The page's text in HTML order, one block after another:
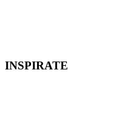
INSPIRATE